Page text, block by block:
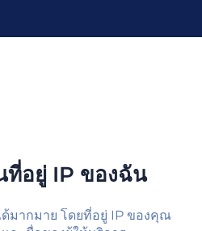
ที่อยู่ IP ของฉัน
มากมาย โดยที่อยู่ IP ของคุณ